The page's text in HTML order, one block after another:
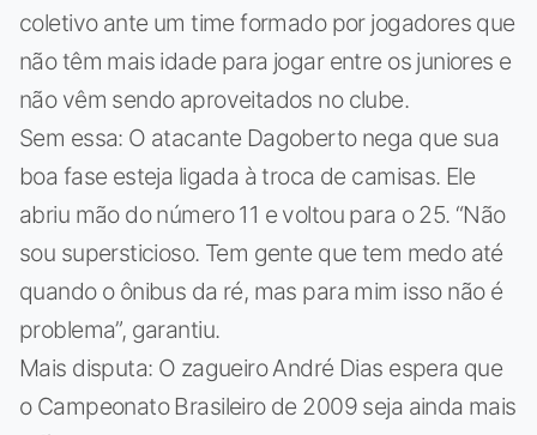
coletivo ante um time formado por jogadores que
não têm mais idade para jogar entre os juniores e
não vêm sendo aproveitados no clube.
Sem essa: O atacante Dagoberto nega que sua
boa fase esteja ligada à troca de camisas. Ele
abriu mão do número 11 e voltou para o 25. “Não
sou supersticioso. Tem gente que tem medo até
quando o ônibus da ré, mas para mim isso não é
problema”, garantiu.
Mais disputa: O zagueiro André Dias espera que
o Campeonato Brasileiro de 2009 seja ainda mais